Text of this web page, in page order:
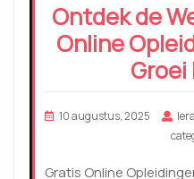
Ontdek de
Online
10 augustus, 2025
Gratis Online